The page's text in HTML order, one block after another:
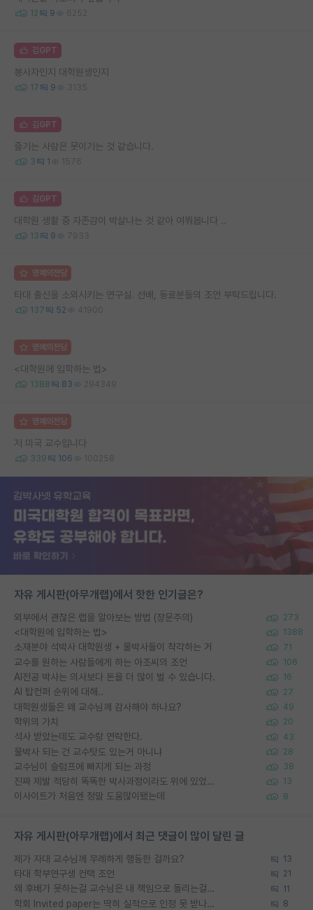
12 9 6252
김GPT
봉사자인지 대학원생인지
17 9 3135
김GPT
즐기는 사람은 못이기는 것 같습니다.
3 1 1576
김GPT
대학원 생활 중 자존감이 박살나는 것 같아 여쭤봅니다 ..
13 9 7933
명예의전당
타대 출신을 소외시키는 연구실. 선배, 동료분들의 조언 부탁드립니다.
137 52 41900
명예의전당
<대학원에 입학하는 법>
1388 83 294349
명예의전당
저 미국 교수입니다
339 106 100258
자유 게시판(아무개랩)에서 핫한 인기글은?
외부에서 괜찮은 랩을 알아보는 방법 (장문주의) 273
<대학원에 입학하는 법> 1388
소재분야 석박사 대학원생 + 물박사들이 착각하는 거 71
교수를 원하는 사람들에게 하는 아조씨의 조언 106
AI전공 박사는 의사보다 돈을 더 많이 벌 수 있습니다. 16
AI 탑컨퍼 순위에 대해.. 27
대학원생들은 왜 교수님께 감사해야 하나요? 49
학위의 가치 20
석사 받았는데도 교수랑 연락한다. 43
물박사 되는 건 교수탓도 있는거 아니냐 28
교수님이 슬럼프에 빠지게 되는 과정 38
진짜 제발 적당히 똑똑한 박사과정이라도 위에 있었으면.. 13
이사이트가 처음엔 정말 도움많이됐는데 8
자유 게시판(아무개랩)에서 최근 댓글이 많이 달린 글
제가 자대 교수님께 무례하게 행동한 걸까요? 13
타대 학부연구생 컨택 조언 21
왜 후배가 못하는걸 교수님은 내 책임으로 돌리는걸까요? 11
학회 Invited paper는 딱히 실적으로 인정 못 받나요? 8